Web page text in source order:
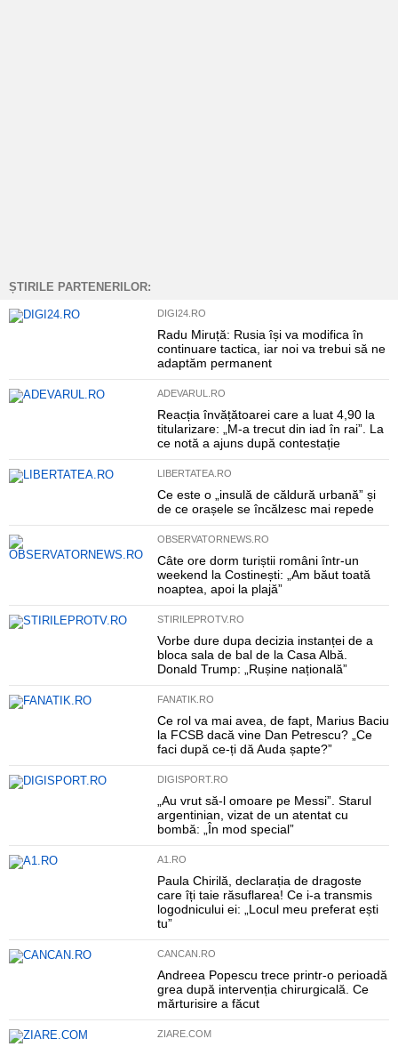
ȘTIRILE PARTENERILOR:
DIGI24.RO
Radu Miruță: Rusia își va modifica în
continuare tactica, iar noi va trebui să ne
adaptăm permanent
ADEVARUL.RO
Reacția învățătoarei care a luat 4,90 la
titularizare: „M-a trecut din iad în rai”. La
ce notă a ajuns după contestație
LIBERTATEA.RO
Ce este o „insulă de căldură urbană” și
de ce orașele se încălzesc mai repede
OBSERVATORNEWS.RO
Câte ore dorm turiștii români într-un
weekend la Costinești: „Am băut toată
noaptea, apoi la plajă”
STIRILEPROTV.RO
Vorbe dure dupa decizia instanței de a
bloca sala de bal de la Casa Albă.
Donald Trump: „Rușine națională”
FANATIK.RO
Ce rol va mai avea, de fapt, Marius Baciu
la FCSB dacă vine Dan Petrescu? „Ce
faci după ce-ți dă Auda șapte?”
DIGISPORT.RO
„Au vrut să-l omoare pe Messi”. Starul
argentinian, vizat de un atentat cu
bombă: „În mod special”
A1.RO
Paula Chirilă, declarația de dragoste
care îți taie răsuflarea! Ce i-a transmis
logodnicului ei: „Locul meu preferat ești
tu”
CANCAN.RO
Andreea Popescu trece printr-o perioadă
grea după intervenția chirurgicală. Ce
mărturisire a făcut
ZIARE.COM